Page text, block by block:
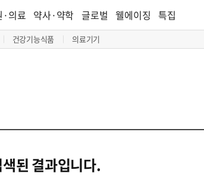
건강기능식품 의료기기
·의료 약사·약학 글로벌 웰에이징 특집
된 결과입니다.